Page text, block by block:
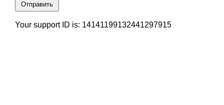
Отправить
Your support ID is: 14141199132441297915